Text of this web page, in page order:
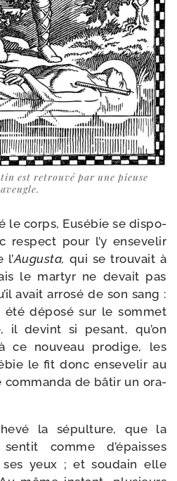
est retrou­vé par une pieuse
aveugle.
le corps, Eusébie se dis­po­
res­pect pour l’y ense­ve­lir
l’Augusta, qui se trou­vait à
le mar­tyr ne devait pas
avait arro­sé de son sang :
dépo­sé sur le som­met
il devint si pesant, qu’on
ce nou­veau pro­dige, les
le fit donc ense­ve­lir au
com­manda de bâtir un ora­
la sépul­ture, que la
comme d’épaisses
yeux ; et sou­dain elle